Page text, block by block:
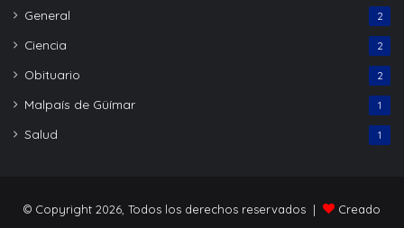
General 2
Ciencia 2
Obituario 2
Malpaís de Güímar 1
Salud 1
© Copyright 2026, Todos los derechos reservados |
Creado